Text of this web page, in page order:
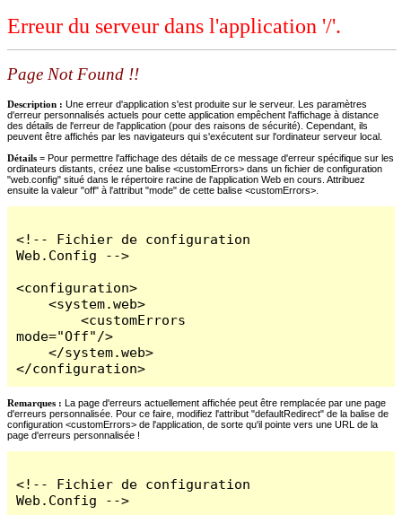
Erreur du serveur dans l'application '/'.
Page Not Found !!
Description : Une erreur d'application s'est produite sur le serveur. Les paramètres
d'erreur personnalisés actuels pour cette application empêchent l'affichage à distance
des détails de l'erreur de l'application (pour des raisons de sécurité). Cependant, ils
peuvent être affichés par les navigateurs qui s'exécutent sur l'ordinateur serveur local.
Détails = Pour permettre l'affichage des détails de ce message d'erreur spécifique sur les
ordinateurs distants, créez une balise <customErrors> dans un fichier de configuration
"web.config" situé dans le répertoire racine de l'application Web en cours. Attribuez
ensuite la valeur "off" à l'attribut "mode" de cette balise <customErrors>.
<!-- Fichier de configuration
Web.Config -->
<configuration>
    <system.web>
        <customErrors
mode="Off"/>
    </system.web>
</configuration>
Remarques : La page d'erreurs actuellement affichée peut être remplacée par une page
d'erreurs personnalisée. Pour ce faire, modifiez l'attribut "defaultRedirect" de la balise de
configuration <customErrors> de l'application, de sorte qu'il pointe vers une URL de la
page d'erreurs personnalisée !
<!-- Fichier de configuration
Web.Config -->